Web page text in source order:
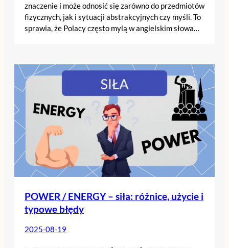
znaczenie i może odnosić się zarówno do przedmiotów
fizycznych, jak i sytuacji abstrakcyjnych czy myśli. To
sprawia, że Polacy często mylą w angielskim słowa…
POWER / ENERGY – siła: różnice, użycie i
typowe błędy
2025-08-19